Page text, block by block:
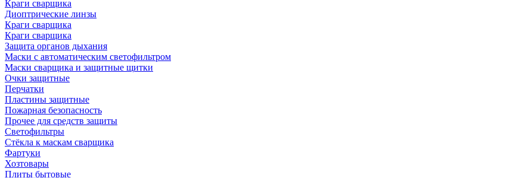
Краги сварщика
Диоптрические линзы
Краги сварщика
Краги сварщика
Защита органов дыхания
Маски с автоматическим светофильтром
Маски сварщика и защитные щитки
Очки защитные
Перчатки
Пластины защитные
Пожарная безопасность
Прочее для средств защиты
Светофильтры
Стёкла к маскам сварщика
Фартуки
Хозтовары
Плиты бытовые